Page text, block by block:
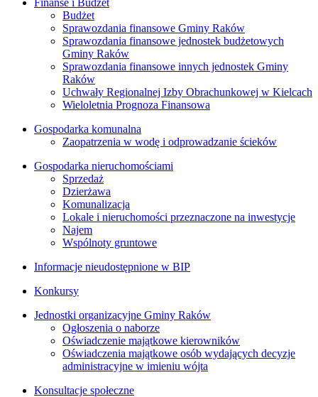
Budżet
Sprawozdania finansowe Gminy Raków
Sprawozdania finansowe jednostek budżetowych
Gminy Raków
Sprawozdania finansowe innych jednostek Gminy
Raków
Uchwały Regionalnej Izby Obrachunkowej w Kielcach
Wieloletnia Prognoza Finansowa
Gospodarka komunalna
Zaopatrzenia w wodę i odprowadzanie ścieków
Gospodarka nieruchomościami
Sprzedaż
Dzierżawa
Komunalizacja
Lokale i nieruchomości przeznaczone na inwestycje
Najem
Wspólnoty gruntowe
Informacje nieudostępnione w BIP
Konkursy
Jednostki organizacyjne Gminy Raków
Ogłoszenia o naborze
Oświadczenie majątkowe kierowników
Oświadczenia majątkowe osób wydających decyzje
administracyjne w imieniu wójta
Konsultacje społeczne